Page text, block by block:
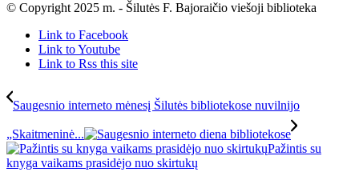
© Copyright 2025 m. - Šilutės F. Bajoraičio viešoji biblioteka
Link to Facebook
Link to Youtube
Link to Rss this site
Saugesnio interneto mėnesį Šilutės bibliotekose nuvilnijo
„Skaitmeninė...
Pažintis su
knyga vaikams prasidėjo nuo skirtukų